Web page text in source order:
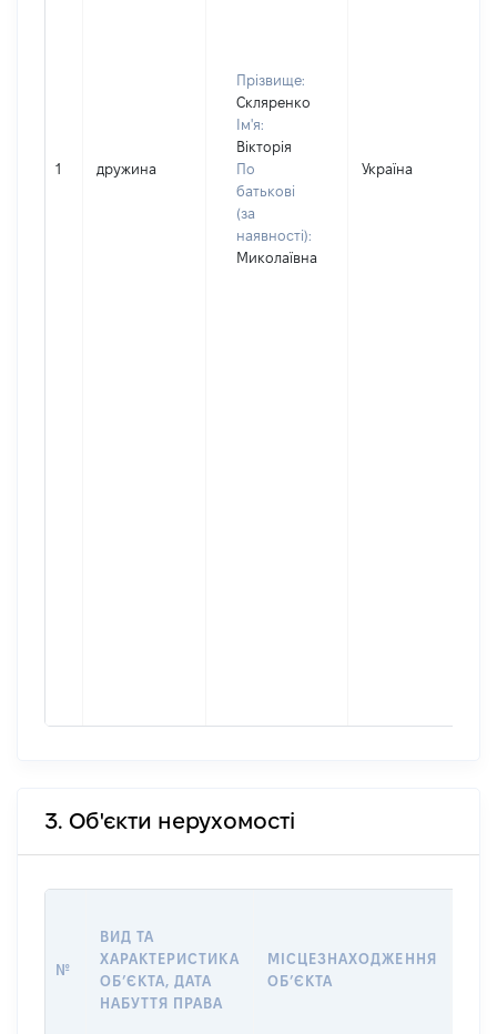
1 дружина
Прізвище:
Скляренко
Ім'я:
Вікторія
По
батькові
(за
наявності):
Миколаївна
Україна
3. Об'єкти нерухомості
№
ВИД ТА
ХАРАКТЕРИСТИКА
ОБʼЄКТА, ДАТА
НАБУТТЯ ПРАВА
МІСЦЕЗНАХОДЖЕННЯ
ОБʼЄКТА